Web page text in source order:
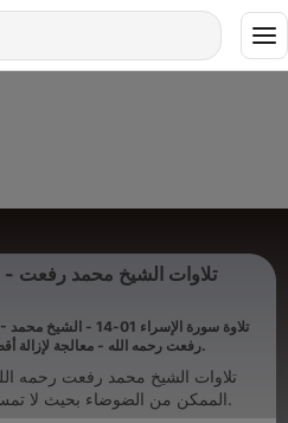
تلاوات الشيخ محمد رفعت -
10 -
رفعت رحمه الله - معالجة لإزالة أقصى الممكن الضوضاء.
تلاوات الشيخ محمد رفعت رحمه
الممكن من الضوضاء بحيث لا تمس ترددات صوت الشيخ رحمه الله.